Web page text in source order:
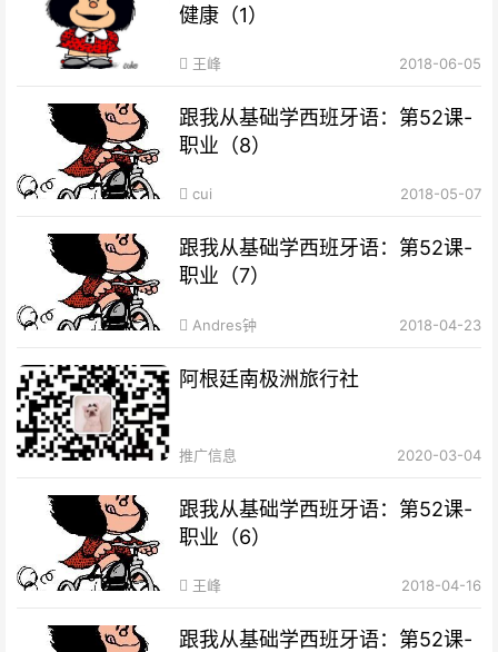
健康（1）
王峰 2018-06-05
跟我从基础学西班牙语：第52课-
职业（8）
cui 2018-05-07
跟我从基础学西班牙语：第52课-
职业（7）
Andres钟 2018-04-23
阿根廷南极洲旅行社
推广信息 2020-03-04
跟我从基础学西班牙语：第52课-
职业（6）
王峰 2018-04-16
跟我从基础学西班牙语：第52课-